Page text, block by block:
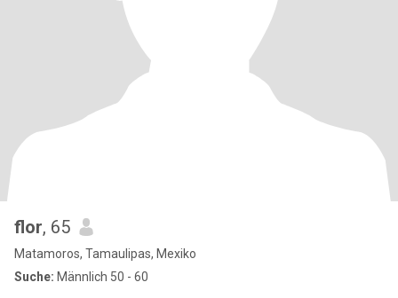
flor, 65
Matamoros, Tamaulipas, Mexiko
Suche: Männlich 50 - 60